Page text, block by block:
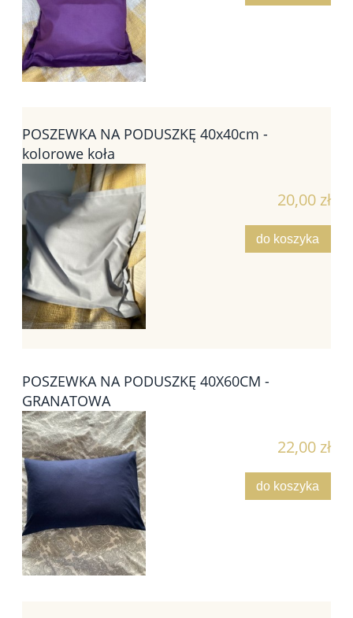
POSZEWKA NA PODUSZKĘ 40x40cm -
kolorowe koła
20,00 zł
do koszyka
POSZEWKA NA PODUSZKĘ 40X60CM -
GRANATOWA
22,00 zł
do koszyka